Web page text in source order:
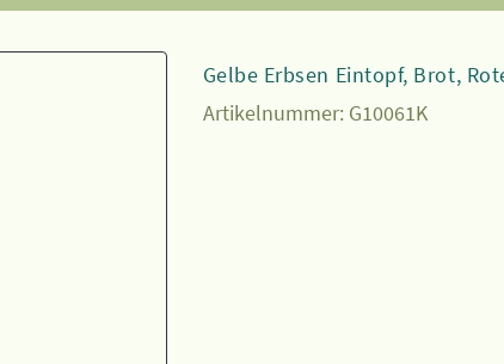
Gelbe Erbsen Eintopf, Brot,
Artikelnummer: G10061K